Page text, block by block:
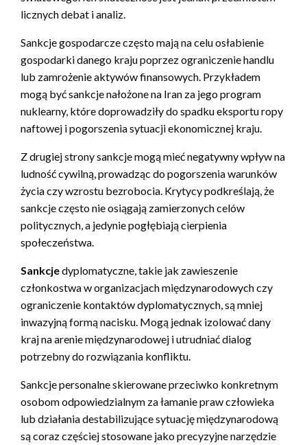
licznych debat i analiz.
Sankcje gospodarcze często mają na celu osłabienie
gospodarki danego kraju poprzez ograniczenie handlu
lub zamrożenie aktywów finansowych. Przykładem
mogą być sankcje nałożone na Iran za jego program
nuklearny, które doprowadziły do spadku eksportu ropy
naftowej i pogorszenia sytuacji ekonomicznej kraju.
Z drugiej strony sankcje mogą mieć negatywny wpływ na
ludność cywilną, prowadząc do pogorszenia warunków
życia czy wzrostu bezrobocia. Krytycy podkreślają, że
sankcje często nie osiągają zamierzonych celów
politycznych, a jedynie pogłębiają cierpienia
społeczeństwa.
Sankcjedyplomatyczne, takie jak zawieszenie
członkostwa w organizacjach międzynarodowych czy
ograniczenie kontaktów dyplomatycznych, są mniej
inwazyjną formą nacisku. Mogą jednak izolować dany
kraj na arenie międzynarodowej i utrudniać dialog
potrzebny do rozwiązania konfliktu.
Sankcje personalne skierowane przeciwko konkretnym
osobom odpowiedzialnym za łamanie praw człowieka
lub działania destabilizujące sytuację międzynarodową
są coraz częściej stosowane jako precyzyjne narzędzie